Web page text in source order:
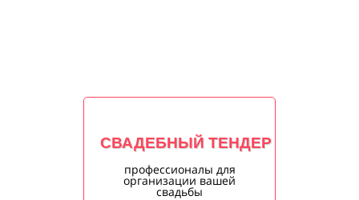
СВАДЕБНЫЙ ТЕНДЕР
профессионалы для
организации вашей
свадьбы